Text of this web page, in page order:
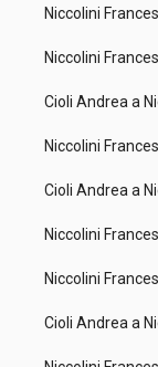
Niccolini
Niccolini
Cioli Andrea a
Niccolini
Cioli Andrea a
Niccolini
Niccolini
Cioli Andrea a